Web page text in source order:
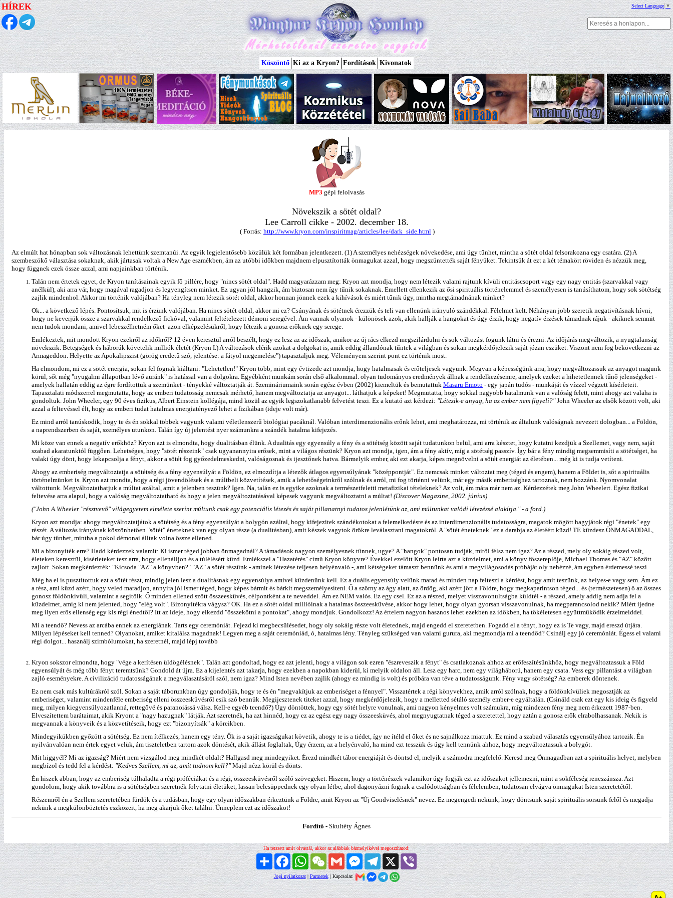
HÍREK Select Language ▼
Köszöntő Ki az a Kryon? Fordítások Kivonatok
MP3 gépi felolvasás
Növekszik a sötét oldal?
Lee Carroll cikke - 2002. december 18.
( Forrás: http://www.kryon.com/inspiritmag/articles/lee/dark_side.html )
Az elmúlt hat hónapban sok változásnak lehettünk szemtanúi. Az egyik legjelentősebb közülük két formában jelentkezett. (1) A személyes nehézségek növekedése, ami úgy tűnhet, mintha a sötét oldal felsorakozna egy csatára. (2) A
szembeszökő választása sokaknak, akik jártasak voltak a New Age eszmékben, ám az utóbbi időkben majdnem elpusztították önmagukat azzal, hogy megszüntették saját fényüket. Tekintsük át ezt a két témakört röviden és nézzük meg,
hogy függnek ezek össze azzal, ami napjainkban történik.
Talán nem értetek egyet, de Kryon tanításainak egyik fő pillére, hogy "nincs sötét oldal". Hadd magyarázzam meg: Kryon azt mondja, hogy nem létezik valami rajtunk kívüli entitáscsoport vagy egy nagy entitás (szarvakkal vagy
anélkül), aki arra vár, hogy magával ragadjon és legyengítsen minket. Ez ugyan jól hangzik, ám biztosan nem így tűnik sokaknak. Emellett ellenkezik az ősi spirituális történelemmel és személyesen is tanúsíthatom, hogy sok sötétség
zajlik mindenhol. Akkor mi történik valójában? Ha tényleg nem létezik sötét oldal, akkor honnan jönnek ezek a kihívások és miért tűnik úgy, mintha megtámadnának minket?
Ok... a következő lépés. Pontosítsuk, mit is érzünk valójában. Ha nincs sötét oldal, akkor mi ez? Csúnyának és sötétnek érezzük és teli van ellenünk irányuló szándékkal. Félelmet kelt. Néhányan jobb szeretik negativításnak hívni,
hogy ne keverjük össze a szarvakkal rendelkező fickóval, valamint feltételezett démoni seregével. Ám vannak olyanok - különösek azok, akik hallják a hangokat és úgy érzik, hogy negatív érzések támadnak rájuk - akiknek semmit
nem tudok mondani, amivel lebeszélhetném őket azon elképzelésükről, hogy létezik a gonosz erőknek egy serege.
Emlékeztek, mit mondott Kryon ezekről az időkről? 12 éven keresztül arról beszélt, hogy ez lesz az az időszak, amikor az új rács elkezd megszilárdulni és sok változást fogunk látni és érezni. Az időjárás megváltozik, a nyugtalanság
növekszik. Betegségek és háborúk követelik milliók életét (Kryon I.) A változások elérik azokat a dolgokat is, amik eddig állandónak tűntek a világban és sokan megkérdőjelezik saját józan eszüket. Viszont nem fog bekövetkezni az
Armageddon. Helyette az Apokalipszist (görög eredetű szó, jelentése: a fátyol megemelése") tapasztaljuk meg. Véleményem szerint pont ez történik most.
Ha elmondom, mi ez a sötét energia, sokan fel fognak kiáltani: "Lehetetlen!" Kryon több, mint egy évtizede azt mondja, hogy hatalmasak és erőteljesek vagyunk. Megvan a képességünk arra, hogy megváltozassuk az anyagot magunk
körül, sőt még "nyugalmi állapotban lévő auránk" is hatással van a dolgokra. Egyébként munkám során első alkalommal. olyan tudományos eredmények állnak a rendelkezésemre, amelyek ezeket a hihetetlennek tűnő jelenségeket -
amelyek hallatán eddig az égre fordítottuk a szemünket - tényekké változtatják át. Szemináriumaink során egész évben (2002) kiemeltük és bemutattuk Masaru Emoto - egy japán tudós - munkáját és vízzel végzett kísérleteit.
Tapasztalati módszerrel megmutatta, hogy az emberi tudatosság nemcsak mérhető, hanem megváltoztatja az anyagot... láthatjuk a képeket! Megmutatta, hogy sokkal nagyobb hatalmunk van a valóság felett, mint ahogy azt valaha is
gondoltuk. John Wheeler, egy 90 éves fizikus, Albert Einstein kollégája, mind közül az egyik legszokatlanabb felvetést teszi. Ez a kutató azt kérdezi: "Létezik-e anyag, ha az ember nem figyeli?"John Wheeler az elsők között volt, aki
azzal a feltevéssel élt, hogy az emberi tudat hatalmas energiatényező lehet a fizikában (ideje volt már).
Ez mind arról tanúskodik, hogy te és én sokkal többek vagyunk valami véletlenszerű biológiai pacáknál. Valóban interdimenzionális erőnk lehet, ami meghatározza, mi történik az általunk valóságnak nevezett dologban... a Földön,
a naprendszerben és saját, személyes utunkon. Talán így új jelentést nyer számunkra a szándék hatalma kifejezés.
Mi köze van ennek a negatív erőkhöz? Kryon azt is elmondta, hogy dualitásban élünk. A dualitás egy egyensúly a fény és a sötétség között saját tudatunkon belül, ami arra késztet, hogy kutatni kezdjük a Szellemet, vagy nem, saját
szabad akaratunktól függően. Lehetséges, hogy "sötét részeink" csak ugyanannyira erősek, mint a világos részünk? Kryon azt mondja, igen, ám a fény aktív, míg a sötétség passzív. Így bár a fény mindig megsemmisíti a sötétséget, ha
valaki úgy dönt, hogy lekapcsolja a fényt, akkor a sötét fog győzedelmeskedni, valóságosnak és ijesztőnek hatva. Bármelyik ember, aki ezt akarja, képes megnövelni a sötét energiát az életében... még ki is tudja vetíteni.
Ahogy az emberiség megváltoztatja a sötétség és a fény egyensúlyát a Földön, ez elmozdítja a létezők átlagos egyensúlyának "középpontját". Ez nemcsak minket változtat meg (téged és engem), hanem a Földet is, sőt a spirituális
történelmünket is. Kryon azt mondta, hogy a régi jövendölések és a múltbeli közvetítések, amik a lehetőségeinkről szólnak és arról, mi fog történni velünk, már egy másik emberiséghez tartoznak, nem hozzánk. Nyomvonalat
váltottunk. Megváltoztathatjuk a múltat azáltal, amit a jelenben teszünk? Igen. Na, talán ez is egyike azoknak a természetfeletti metafizikai tételeknek? Az volt, ám mára már nem az. Kérdezzétek meg John Wheelert. Egész fizikai
feltevése arra alapul, hogy a valóság megváltoztatható és hogy a jelen megváltoztatásával képesek vagyunk megváltoztatni a múltat! (Discover Magazine, 2002. június)
("John A.Wheeler "résztvevő" világegyetem elmélete szerint múltunk csak egy potenciális létezés és saját pillanatnyi tudatos jelenlétünk az, ami múltunkat valódi létezéssé alakítja." - a ford.)
Kryon azt mondja: ahogy megváltoztatjátok a sötétség és a fény egyensúlyát a bolygón azáltal, hogy kifejezitek szándékotokat a felemelkedésre és az interdimenzionális tudatosságra, magatok mögött hagyjátok régi "énetek" egy
részét. A változás irányának köszönhetően "sötét" éneteknek van egy olyan része (a dualitásban), amit készek vagytok örökre leválasztani magatokról. A "sötét éneteknek" ez a darabja az életéért küzd! TE küzdesz ÖNMAGADDAL,
bár úgy tűnhet, mintha a pokol démonai álltak volna össze ellened.
Mi a bizonyíték erre? Hadd kérdezzek valamit: Ki ismer téged jobban önmagadnál? A támadások nagyon személyesnek tűnnek, ugye? A "hangok" pontosan tudják, mitől félsz nem igaz? Az a részed, mely oly sokáig részed volt,
életeken keresztül, kísérleteket tesz arra, hogy ellenálljon és a túlélésért küzd. Emlékszel a "Hazatérés" című Kryon könyvre? Évekkel ezelőtt Kryon leírta azt a küzdelmet, ami a könyv főszereplője, Michael Thomas és "AZ" között
zajlott. Sokan megkérdezték: "Kicsoda "AZ" a könyvben?" "AZ" a sötét részünk - aminek létezése teljesen helyénvaló -, ami kétségeket támaszt bennünk és ami a megvilágosodás próbáját oly nehézzé, ám egyben érdemessé teszi.
Még ha el is pusztítottuk ezt a sötét részt, mindig jelen lesz a dualitásnak egy egyensúlya amivel küzdenünk kell. Ez a duális egyensúly velünk marad és minden nap felteszi a kérdést, hogy amit teszünk, az helyes-e vagy sem. Ám ez
a rész, ami küzd azért, hogy veled maradjon, annyira jól ismer téged, hogy képes bármit és bárkit megszemélyesíteni. Ő a szörny az ágy alatt, az ördög, aki azért jött a Földre, hogy megkaparintson téged... és (természetesen) ő az összes
gonosz földönkívüli, valamint a segítőik. Ő minden ellened szőtt összeesküvés, célpontként a te neveddel. Ám ez NEM valós. Ez egy csel. Ez az a részed, melyet visszavonultságba küldtél - a részed, amely addig nem adja fel a
küzdelmet, amíg ki nem jelented, hogy "elég volt". Bizonyítékra vágysz? OK. Ha ez a sötét oldal millióinak a hatalmas összeesküvése, akkor hogy lehet, hogy olyan gyorsan visszavonulnak, ha megparancsolod nekik? Miért ijedne
meg ilyen erős ellenség egy kis régi énedtől? Itt az ideje, hogy elkezdd "összekötni a pontokat", ahogy mondjuk. Gondolkozz! Az értelem nagyon hasznos lehet ezekben az időkben, ha tökéletesen együttműködik érzelmeiddel.
Mi a teendő? Nevess az arcába ennek az energiának. Tarts egy ceremóniát. Fejezd ki megbecsülésedet, hogy oly sokáig része volt életednek, majd engedd el szeretetben. Fogadd el a tényt, hogy ez is Te vagy, majd ereszd útjára.
Milyen lépéseket kell tenned? Olyanokat, amiket kitalálsz magadnak! Legyen meg a saját ceremóniád, ó, hatalmas lény. Tényleg szükséged van valami gurura, aki megmondja mi a teendőd? Csinálj egy jó ceremóniát. Égess el valami
régi dolgot... használj szimbólumokat, ha szeretnél, majd lépj tovább
Kryon sokszor elmondta, hogy "vége a kerítésen üldögélésnek". Talán azt gondoltad, hogy ez azt jelenti, hogy a világon sok ezren "észreveszik a fényt" és csatlakoznak ahhoz az erőfeszítésünkhöz, hogy megváltoztassuk a Föld
egyensúlyát és még több fényt teremtsünk? Gondold át újra. Ez a kijelentés azt takarja, hogy ezekben a napokban kiderül, ki melyik oldalon áll. Lesz egy harc, nem egy világháború, hanem egy csata. Vess egy pillantást a világban
zajló eseményekre. A civilizáció tudatosságának a megválasztásáról szól, nem igaz? Mind Isten nevében zajlik (ahogy ez mindig is volt) és próbára van téve a tudatosságunk. Fény vagy sötétség? Az emberek döntenek.
Ez nem csak más kultúrákról szól. Sokan a saját táborunkban úgy gondolják, hogy te és én "megvakítjuk az emberiséget a fénnyel". Visszatértek a régi könyvekhez, amik arról szólnak, hogy a földönkívüliek megosztják az
emberiséget, valamint mindenféle emberiség elleni összeesküvésről esik szó bennük. Megijesztenek titeket azzal, hogy megkérdőjelezik, hogy a melletted sétáló személy ember-e egyáltalán. (Csináld csak ezt egy kis ideig és figyeld
meg, milyen kiegyensúlyozatlanná, rettegővé és paranoiássá válsz. Kell-e egyéb teendő?) Úgy döntöttek, hogy egy sötét helyre vonulnak, ami nagyon kényelmes volt számukra, míg mindezen fény meg nem érkezett 1987-ben.
Elveszítettem barátaimat, akik Kryont a "nagy hazugnak" látják. Azt szeretnék, ha azt hinnéd, hogy ez az egész egy nagy összeesküvés, ahol megnyugtatnak téged a szeretettel, hogy aztán a gonosz erők elrabolhassanak. Nekik is
megvannak a könyveik és a közvetítéseik, hogy ezt "bizonyítsák" a köreikben.
Mindegyikükben győzött a sötétség. Ez nem ítélkezés, hanem egy tény. Ők is a saját igazságukat követik, ahogy te is a tiédet, így ne ítéld el őket és ne sajnálkozz miattuk. Ez mind a szabad választás egyensúlyához tartozik. Én
nyilvánvalóan nem értek egyet velük, ám tiszteletben tartom azok döntését, akik állást foglaltak, Úgy érzem, az a helyénvaló, ha mind ezt tesszük és úgy kell tennünk ahhoz, hogy megváltoztassuk a bolygót.
Mit higgyél? Mi az igazság? Miért nem vizsgálod meg mindkét oldalt? Hallgasd meg mindegyiket. Érezd mindkét tábor energiáját és döntsd el, melyik a számodra megfelelő. Keresd meg Önmagadban azt a spirituális helyet, melyben
megbízol és tedd fel a kérdést: "Kedves Szellem, mi az, amit tudnom kell?"Majd nézz körül és dönts.
Én hiszek abban, hogy az emberiség túlhaladta a régi próféciákat és a régi, összeesküvésről szóló szövegeket. Hiszem, hogy a történészek valamikor úgy fogják ezt az időszakot jellemezni, mint a sokféleség reneszánsza. Azt
gondolom, hogy akik továbbra is a sötétségben szeretnék folytatni életüket, lassan belesüppednek egy olyan létbe, ahol dagonyázni fognak a csalódottságban és félelemben, tudatosan elvágva önmagukat Isten szeretetétől.
Részemről én a Szellem szeretetében fürdök és a tudásban, hogy egy olyan időszakban érkeztünk a Földre, amit Kryon az "Új Gondviselésnek" nevez. Ez megengedi nekünk, hogy döntsünk saját spirituális sorsunk felől és megadja
nekünk a megkülönböztetés eszközeit, ha meg akarjuk őket találni. Ünneplem ezt az időszakot!
Fordító - Skultéty Ágnes
Ha tetszett amit olvastál, akkor az alábbiak bármelyikével megoszthatod:
MegosztásFacebookWhatsApp WeChat Gmail MessengerTelegram X Viber
Jogi nyilatkozat| Partnerek| Kapcsolat: